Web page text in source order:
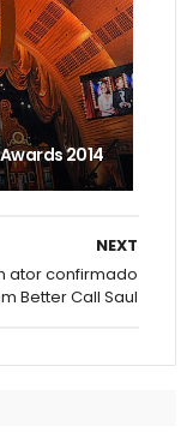
2014
NEXT
ator confirmado
Better Call Saul